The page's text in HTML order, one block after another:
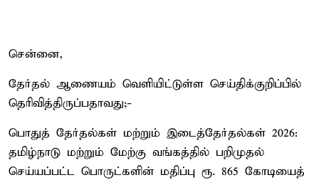
சென்னை,
தேர்தல் ஆணையம் வெளியிட்டுள்ள செய்திக்குறிப்பில்
தெரிவித்திருப்பதாவது;-
பொதுத் தேர்தல்கள் மற்றும் இடைத்தேர்தல்கள் 2026:
தமிழ்நாடு மற்றும் மேற்கு வங்கத்தில் பறிமுதல்
செய்யப்பட்ட பொருட்களின் மதிப்பு ரூ. 865 கோடியைத்